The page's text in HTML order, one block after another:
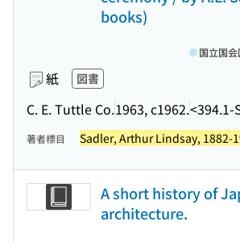
books)
紙 図書
C. E. Tuttle Co.1963, c1962.<394.1-
国立国
著者標目 Sadler, Arthur Lindsay, 1882-
A short history of
architecture.